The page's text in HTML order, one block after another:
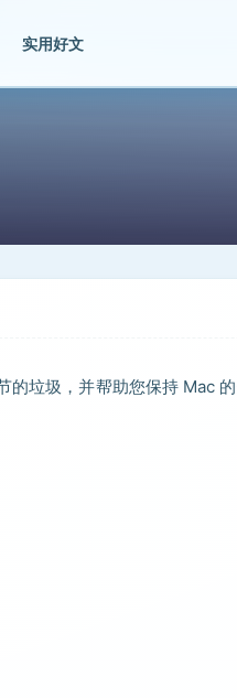
实用好文
垃圾，并帮助您保持 Mac 的